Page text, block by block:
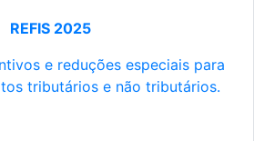
REFIS 2025
e reduções especiais para
tributários e não tributários.